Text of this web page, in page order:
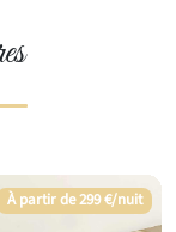
À partir de 299 €/nuit